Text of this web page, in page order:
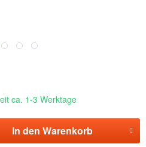
ca. 1-3 Werktage
In den Warenkorb